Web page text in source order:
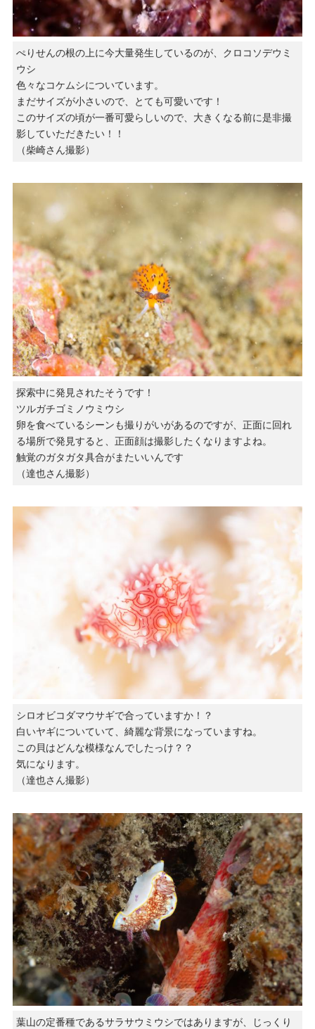
ぺりせんの根の上に今大量発生しているのが、クロコソデウミ
ウシ
色々なコケムシについています。
まだサイズが小さいので、とても可愛いです！
このサイズの頃が一番可愛らしいので、大きくなる前に是非撮
影していただきたい！！
（柴崎さん撮影）
探索中に発見されたそうです！
ツルガチゴミノウミウシ
卵を食べているシーンも撮りがいがあるのですが、正面に回れ
る場所で発見すると、正面顔は撮影したくなりますよね。
触覚のガタガタ具合がまたいいんです
（達也さん撮影）
シロオビコダマウサギで合っていますか！？
白いヤギについていて、綺麗な背景になっていますね。
この貝はどんな模様なんでしたっけ？？
気になります。
（達也さん撮影）
葉山の定番種であるサラサウミウシではありますが、じっくり